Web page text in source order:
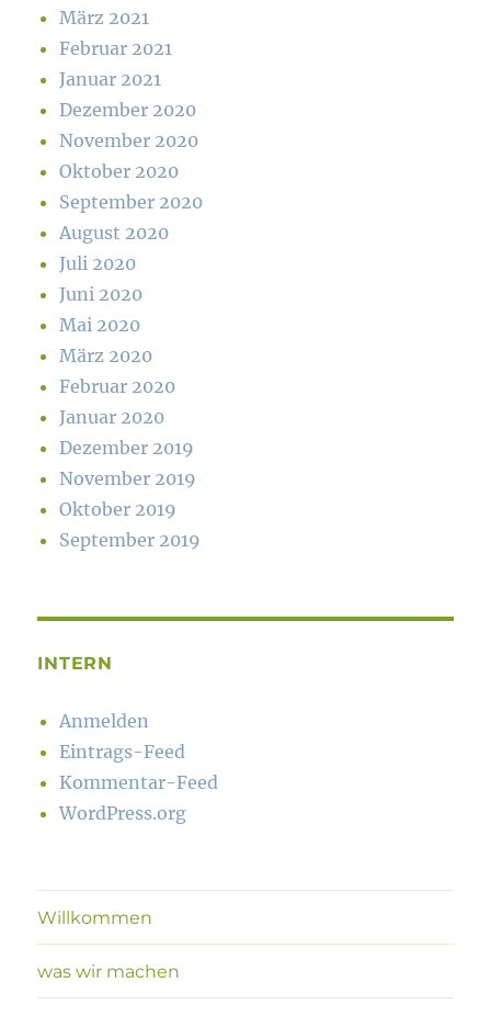
März 2021
Februar 2021
Januar 2021
Dezember 2020
November 2020
Oktober 2020
September 2020
August 2020
Juli 2020
Juni 2020
Mai 2020
März 2020
Februar 2020
Januar 2020
Dezember 2019
November 2019
Oktober 2019
September 2019
INTERN
Anmelden
Eintrags-Feed
Kommentar-Feed
WordPress.org
Willkommen
was wir machen